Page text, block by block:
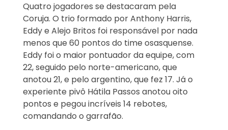
Quatro jogadores se destacaram pela
Coruja. O trio formado por Anthony Harris,
Eddy e Alejo Britos foi responsável por nada
menos que 60 pontos do time osasquense.
Eddy foi o maior pontuador da equipe, com
22, seguido pelo norte-americano, que
anotou 21, e pelo argentino, que fez 17. Já o
experiente pivô Hátila Passos anotou oito
pontos e pegou incríveis 14 rebotes,
comandando o garrafão.